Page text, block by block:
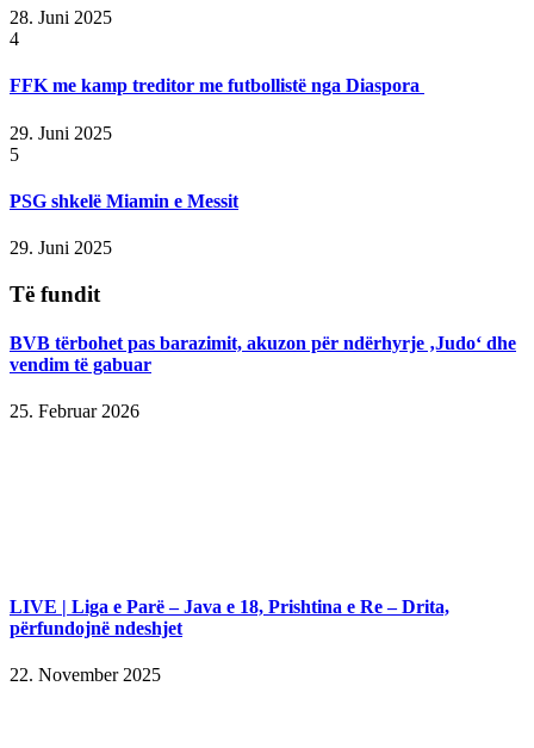
28. Juni 2025
4
FFK me kamp treditor me futbollistë nga Diaspora
29. Juni 2025
5
PSG shkelë Miamin e Messit
29. Juni 2025
Të fundit
BVB tërbohet pas barazimit, akuzon për ndërhyrje ‚Judo‘ dhe
vendim të gabuar
25. Februar 2026
LIVE | Liga e Parë – Java e 18, Prishtina e Re – Drita,
përfundojnë ndeshjet
22. November 2025